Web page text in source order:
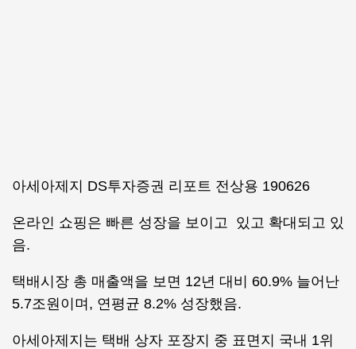
아세아제지 DS투자증권 리포트 전상용 190626
온라인 쇼핑은 빠른 성장을 보이고 있고 확대되고 있
음.
택배시장 총 매출액을 보면 12년 대비 60.9% 늘어난
5.7조원이며, 연평균 8.2% 성장했음.
아세아제지는 택배 상자 포장지 중 표면지 국내 1위